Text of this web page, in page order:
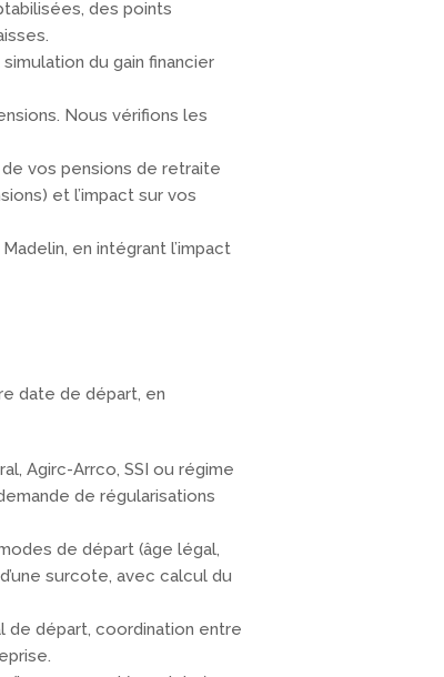
des points
du gain financier
Nous vérifions les
vos pensions de retraite
et l’impact sur vos
en intégrant l’impact
date de départ, en
Agirc-Arrco, SSI ou régime
de régularisations
de départ (âge légal,
surcote, avec calcul du
de départ, coordination entre